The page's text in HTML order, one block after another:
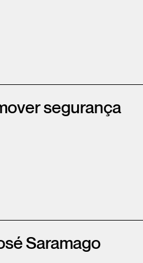
segurança
Saramago